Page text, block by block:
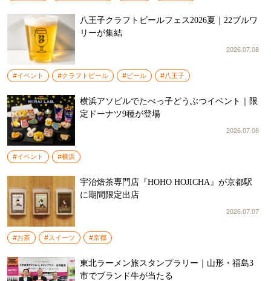
八王子クラフトビールフェス2026夏｜22ブルワ
リーが集結
2026.07.08
#イベント #クラフトビール #ビール #八王子
横浜アソビルでたべっ子どうぶつイベント｜限
定ドーナツ9種が登場
2026.07.08
#イベント #横浜
宇治焙茶専門店『HOHO HOJICHA』が京都駅
に期間限定出店
2026.07.07
#お茶 #スイーツ #京都
東北ラーメン旅スタンプラリー｜山形・福島3
市でブランド牛が当たる